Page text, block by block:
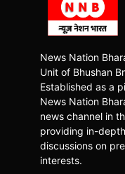
News Nation
Unit of Bhushan
Established as a
News Nation
news channel in
providing in-
discussions on
interests.